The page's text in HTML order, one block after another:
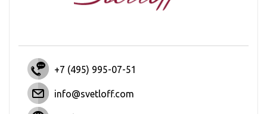
+7 (495) 995-07-51
info@svetloff.com